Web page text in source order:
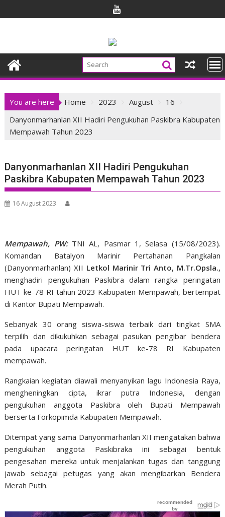
to
You are here Home 2023 August
16
Danyonmarhanlan XII Hadiri Pengukuhan Paskibra Kabupaten
Mempawah Tahun 2023
Danyonmarhanlan XII Hadiri Pengukuhan
Paskibra Kabupaten Mempawah Tahun 2023
16 August 2023
Mempawah, PW:TNI AL, Pasmar 1, Selasa (15/08/2023).
Komandan Batalyon Marinir Pertahanan Pangkalan
(Danyonmarhanlan) XII Letkol Marinir Tri Anto, M.Tr.Opsla.,
menghadiri pengukuhan Paskibra dalam rangka peringatan
HUT ke-78 RI tahun 2023 Kabupaten Mempawah, bertempat
di Kantor Bupati Mempawah.
Sebanyak 30 orang siswa-siswa terbaik dari tingkat SMA
terpilih dan dikukuhkan sebagai pasukan pengibar bendera
pada upacara peringatan HUT ke-78 RI Kabupaten
mempawah.
Rangkaian kegiatan diawali menyanyikan lagu Indonesia Raya,
mengheningkan cipta, ikrar putra Indonesia, dengan
pengukuhan anggota Paskibra oleh Bupati Mempawah
berserta Forkopimda Kabupaten Mempawah.
Ditempat yang sama Danyonmarhanlan XII mengatakan bahwa
pengukuhan anggota Paskibraka ini sebagai bentuk
pengesahan mereka untuk menjalankan tugas dan tanggung
jawab sebagai petugas yang akan mengibarkan Bendera
Merah Putih.